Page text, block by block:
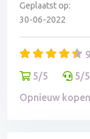
Geplaatst op:
30-06-2022
5/5
5/5
Opnieuw